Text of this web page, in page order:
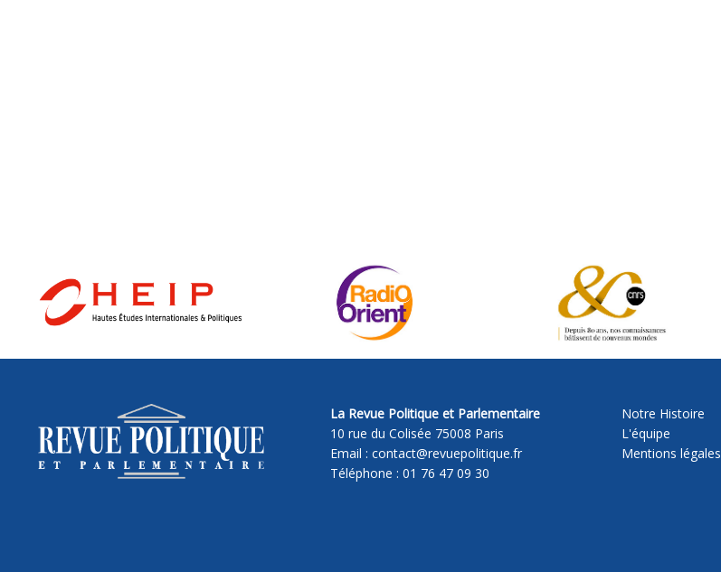
La Revue Politique et Parlementaire
10 rue du Colisée 75008 Paris
Email : contact@revuepolitique.fr
Téléphone : 01 76 47 09 30
Notre Histoire
L'équipe
Mentions légales